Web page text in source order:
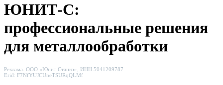
ЮНИТ-С:
профессиональные решения
для металлообработки
Реклама. ООО «Юнит Станко», ИНН 5041209787
Erid: F7NfYUJCUneTSURqQLMf